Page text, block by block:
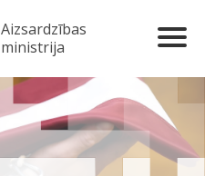
Aizsardzības
ministrija